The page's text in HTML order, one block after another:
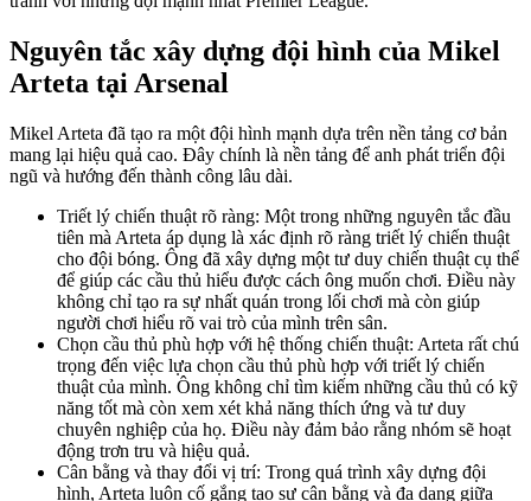
Nguyên tắc xây dựng đội hình của Mikel
Arteta tại Arsenal
Mikel Arteta đã tạo ra một đội hình mạnh dựa trên nền tảng cơ bản
mang lại hiệu quả cao. Đây chính là nền tảng để anh phát triển đội
ngũ và hướng đến thành công lâu dài.
Triết lý chiến thuật rõ ràng: Một trong những nguyên tắc đầu
tiên mà Arteta áp dụng là xác định rõ ràng triết lý chiến thuật
cho đội bóng. Ông đã xây dựng một tư duy chiến thuật cụ thể
để giúp các cầu thủ hiểu được cách ông muốn chơi. Điều này
không chỉ tạo ra sự nhất quán trong lối chơi mà còn giúp
người chơi hiểu rõ vai trò của mình trên sân.
Chọn cầu thủ phù hợp với hệ thống chiến thuật: Arteta rất chú
trọng đến việc lựa chọn cầu thủ phù hợp với triết lý chiến
thuật của mình. Ông không chỉ tìm kiếm những cầu thủ có kỹ
năng tốt mà còn xem xét khả năng thích ứng và tư duy
chuyên nghiệp của họ. Điều này đảm bảo rằng nhóm sẽ hoạt
động trơn tru và hiệu quả.
Cân bằng và thay đổi vị trí: Trong quá trình xây dựng đội
hình, Arteta luôn cố gắng tạo sự cân bằng và đa dạng giữa